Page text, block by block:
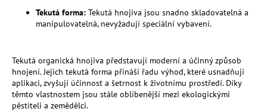
Tekutá forma: Tekutá hnojiva jsou snadno skladovatelná a
manipulovatelná, nevyžadují speciální vybavení.
Tekutá organická hnojiva představují moderní a účinný způsob
hnojení. Jejich tekutá forma přináší řadu výhod, které usnadňují
aplikaci, zvyšují účinnost a šetrnost k životnímu prostředí. Díky
těmto vlastnostem jsou stále oblíbenější mezi ekologickými
pěstiteli a zemědělci.
PŘÍRODNÍ
ORGANICKÉ
HNOJIVO
120
Kč